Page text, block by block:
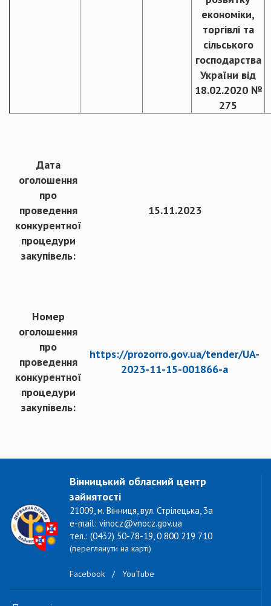
економіки,
торгівлі та
сільського
господарства
України від
18.02.2020 №
275
Дата
оголошення
про
проведення
конкурентної
процедури
закупівель:
15.11.2023
Номер
оголошення
про
проведення
конкурентної
процедури
закупівель:
https://prozorro.gov.ua/tender/UA-
2023-11-15-001866-a
Вінницький обласний центр
зайнятості
21009, м. Вінниця, вул. Стрілецька, 3а
e-mail: vinocz@vnocz.gov.ua
тел.: (0432) 50-78-19, 0 800 219 710
(переглянути на карті)
Facebook / YouTube